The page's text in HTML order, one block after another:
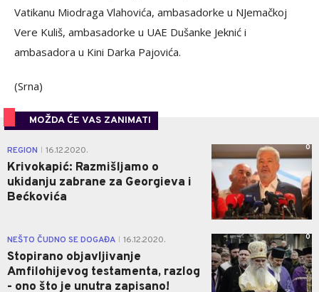
Vatikanu Miodraga Vlahovića, ambasadorke u NJemačkoj
Vere Kuliš, ambasadorke u UAE Dušanke Jeknić i
ambasadora u Kini Darka Pajovića.
(Srna)
MOŽDA ĆE VAS ZANIMATI
REGION 16.12.2020.
Krivokapić: Razmišljamo o
ukidanju zabrane za Georgieva i
Bećkovića
0
NEŠTO ČUDNO SE DOGAĐA 16.12.2020.
Stopirano objavljivanje
Amfilohijevog testamenta, razlog
- ono što je unutra zapisano!
0